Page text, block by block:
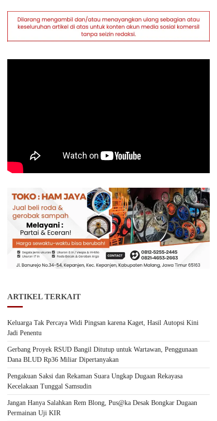
ARTIKEL TERKAIT
Keluarga Tak Percaya Widi Pingsan karena Kaget, Hasil Autopsi Kini
Jadi Penentu
Gerbang Proyek RSUD Bangil Ditutup untuk Wartawan, Penggunaan
Dana BLUD Rp36 Miliar Dipertanyakan
Pengakuan Saksi dan Rekaman Suara Ungkap Dugaan Rekayasa
Kecelakaan Tunggal Samsudin
Jangan Hanya Salahkan Rem Blong, Pus@ka Desak Bongkar Dugaan
Permainan Uji KIR